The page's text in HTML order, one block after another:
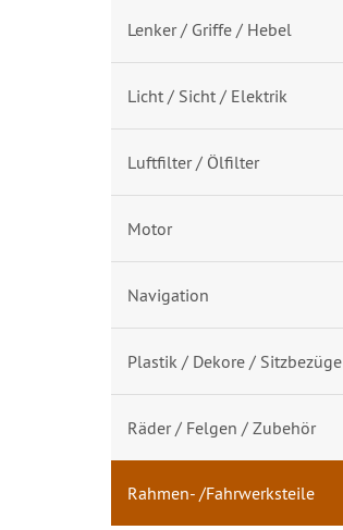
Lenker / Griffe / Hebel
Licht / Sicht / Elektrik
Luftfilter / Ölfilter
Motor
Navigation
Plastik / Dekore / Sitzbezüge
Räder / Felgen / Zubehör
Rahmen- /Fahrwerksteile